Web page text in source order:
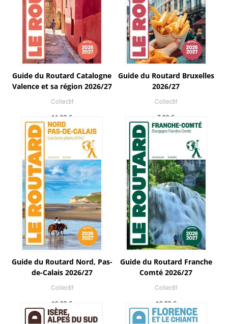
Guide du Routard Catalogne
Valence et sa région 2026/27
Collectif
11,99 €
Guide du Routard Bruxelles
2026/27
Collectif
7,99 €
Guide du Routard Nord, Pas-
de-Calais 2026/27
Collectif
10,99 €
Guide du Routard Franche
Comté 2026/27
Collectif
10,99 €